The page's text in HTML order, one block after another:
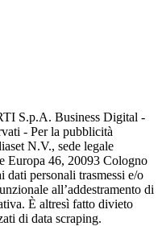
S.p.A. Business Digital -
- Per la pubblicità
N.V., sede legale
Europa 46, 20093 Cologno
dati personali trasmessi e/o
all’addestramento di
È altresì fatto divieto
di data scraping.